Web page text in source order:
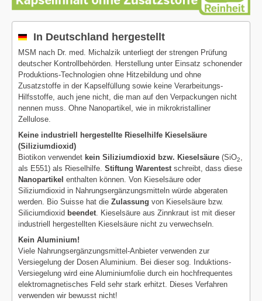
In Deutschland hergestellt
MSM nach Dr. med. Michalzik unterliegt der strengen Prüfung
deutscher Kontrollbehörden. Herstellung unter Einsatz schonender
Produktions-Technologien ohne Hitzebildung und ohne
Zusatzstoffe in der Kapselfüllung sowie keine Verarbeitungs-
Hilfsstoffe, auch jene nicht, die man auf den Verpackungen nicht
nennen muss. Ohne Nanopartikel, wie in mikrokristalliner
Zellulose.
Keine industriell hergestellte Rieselhilfe Kieselsäure
(Siliziumdioxid)
Biotikon verwendet kein Siliziumdioxid bzw. Kieselsäure (SiO2,
als E551) als Rieselhilfe. Stiftung Warentestschreibt, dass diese
Nanopartikel enthalten können. Von Kieselsäure oder
Siliziumdioxid in Nahrungsergänzungsmitteln würde abgeraten
werden. Bio Suisse hat die Zulassung von Kieselsäure bzw.
Siliciumdioxid beendet. Kieselsäure aus Zinnkraut ist mit dieser
industriell hergestellten Kieselsäure nicht zu verwechseln.
Kein Aluminium!
Viele Nahrungsergänzungsmittel-Anbieter verwenden zur
Versiegelung der Dosen Aluminium. Bei dieser sog. Induktions-
Versiegelung wird eine Aluminiumfolie durch ein hochfrequentes
elektromagnetisches Feld sehr stark erhitzt. Dieses Verfahren
verwenden wir bewusst nicht!